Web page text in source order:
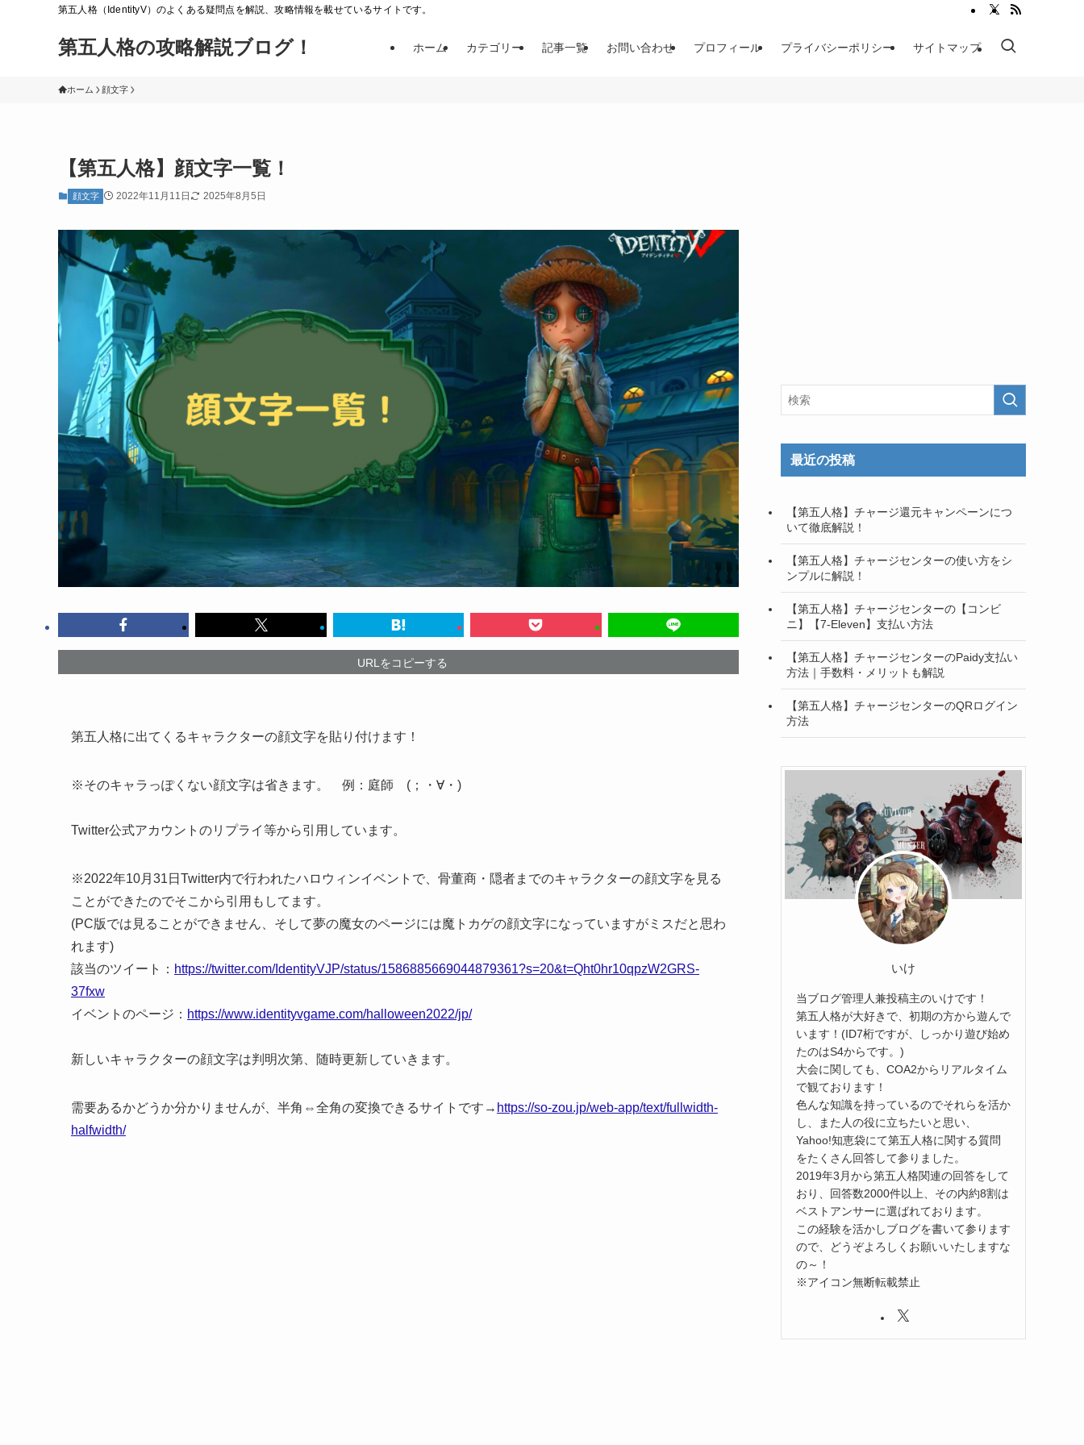
第五人格（IdentityV）のよくある疑問点を解説、攻略情報を載せているサイトです。
第五人格の攻略解説ブログ！ ホーム カテゴリー 記事一覧 お問い合わせ プロフィール プライバシーポリシー サイトマップ
ホーム 顔文字
【第五人格】顔文字一覧！
顔文字 2022年11月11日 2025年8月5日
URLをコピーする
第五人格に出てくるキャラクターの顔文字を貼り付けます！
※そのキャラっぽくない顔文字は省きます。 例：庭師 (；・∀・)
Twitter公式アカウントのリプライ等から引用しています。
※2022年10月31日Twitter内で行われたハロウィンイベントで、骨董商・隠者までのキャラクターの顔文字を見る
ことができたのでそこから引用もしてます。
(PC版では見ることができません、そして夢の魔女のページには魔トカゲの顔文字になっていますがミスだと思わ
れます)
該当のツイート： https://twitter.com/IdentityVJP/status/1586885669044879361?s=20&t=Qht0hr10qpzW2GRS-
37fxw
イベントのページ： https://www.identityvgame.com/halloween2022/jp/
新しいキャラクターの顔文字は判明次第、随時更新していきます。
需要あるかどうか分かりませんが、半角⇔全角の変換できるサイトです→ https://so-zou.jp/web-app/text/fullwidth-
halfwidth/
最近の投稿
【第五人格】チャージ還元キャンペーンにつ
いて徹底解説！
【第五人格】チャージセンターの使い方をシ
ンプルに解説！
【第五人格】チャージセンターの【コンビ
ニ】【7-Eleven】支払い方法
【第五人格】チャージセンターのPaidy支払い
方法｜手数料・メリットも解説
【第五人格】チャージセンターのQRログイン
方法
いけ
当ブログ管理人兼投稿主のいけです！
第五人格が大好きで、初期の方から遊んで
います！(ID7桁ですが、しっかり遊び始め
たのはS4からです。)
大会に関しても、COA2からリアルタイム
で観ております！
色んな知識を持っているのでそれらを活か
し、また人の役に立ちたいと思い、
Yahoo!知恵袋にて第五人格に関する質問
をたくさん回答して参りました。
2019年3月から第五人格関連の回答をして
おり、回答数2000件以上、その内約8割は
ベストアンサーに選ばれております。
この経験を活かしブログを書いて参ります
ので、どうぞよろしくお願いいたしますな
の～！
※アイコン無断転載禁止